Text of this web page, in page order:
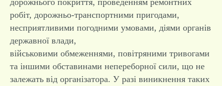
робіт, дорожньо-транспортними пригодами,
несприятливими погодними умовами, діями органів
державної влади,
військовими обмеженнями, повітряними тривогами
та іншими обставинами непереборної сили, що не
залежать від організатора. У разі виникнення таких